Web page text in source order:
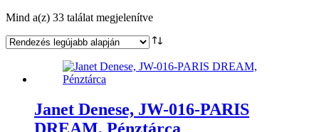
Mind a(z) 33 találat megjelenítveSorted
latest
Janet Denese, JW-016-PARIS
DREAM, Pénztárca